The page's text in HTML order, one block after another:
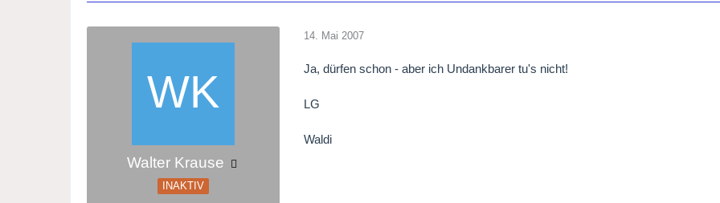
Walter Krause
INAKTIV
14. Mai 2007
Ja, dürfen schon - aber ich Undankbarer tu's nicht!
LG
Waldi